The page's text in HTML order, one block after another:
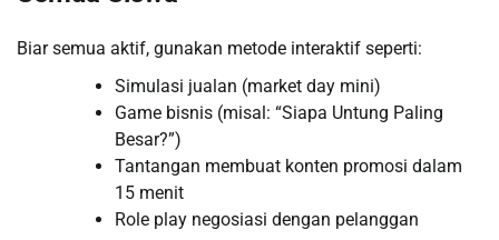
Biar semua aktif, gunakan metode interaktif seperti:
Simulasi jualan (market day mini)
Game bisnis (misal: “Siapa Untung Paling
Besar?”)
Tantangan membuat konten promosi dalam
15 menit
Role play negosiasi dengan pelanggan